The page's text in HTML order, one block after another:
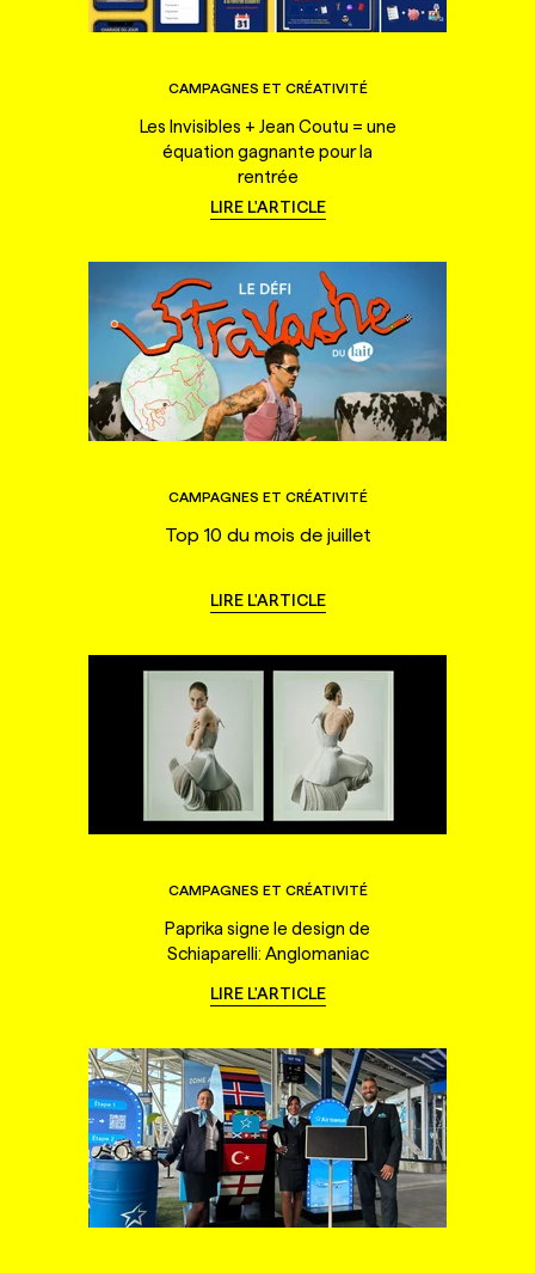
CAMPAGNES ET CRÉATIVITÉ
Les Invisibles + Jean Coutu = une
équation gagnante pour la
rentrée
LIRE L'ARTICLE
CAMPAGNES ET CRÉATIVITÉ
Top 10 du mois de juillet
LIRE L'ARTICLE
CAMPAGNES ET CRÉATIVITÉ
Paprika signe le design de
Schiaparelli: Anglomaniac
LIRE L'ARTICLE